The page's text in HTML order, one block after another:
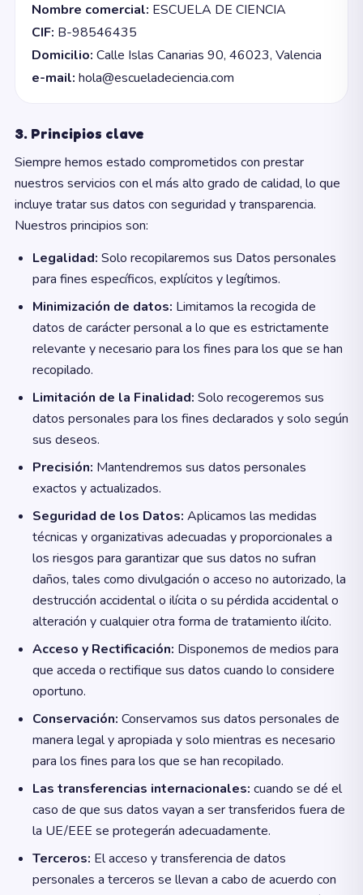
Nombre comercial: ESCUELA DE CIENCIA
CIF: B-98546435
Domicilio: Calle Islas Canarias 90, 46023, Valencia
e-mail: hola@escueladeciencia.com
3. Principios clave
Siempre hemos estado comprometidos con prestar
nuestros servicios con el más alto grado de calidad, lo que
incluye tratar sus datos con seguridad y transparencia.
Nuestros principios son:
Legalidad: Solo recopilaremos sus Datos personales
para fines específicos, explícitos y legítimos.
Minimización de datos: Limitamos la recogida de
datos de carácter personal a lo que es estrictamente
relevante y necesario para los fines para los que se han
recopilado.
Limitación de la Finalidad: Solo recogeremos sus
datos personales para los fines declarados y solo según
sus deseos.
Precisión: Mantendremos sus datos personales
exactos y actualizados.
Seguridad de los Datos: Aplicamos las medidas
técnicas y organizativas adecuadas y proporcionales a
los riesgos para garantizar que sus datos no sufran
daños, tales como divulgación o acceso no autorizado, la
destrucción accidental o ilícita o su pérdida accidental o
alteración y cualquier otra forma de tratamiento ilícito.
Acceso y Rectificación: Disponemos de medios para
que acceda o rectifique sus datos cuando lo considere
oportuno.
Conservación: Conservamos sus datos personales de
manera legal y apropiada y solo mientras es necesario
para los fines para los que se han recopilado.
Las transferencias internacionales: cuando se dé el
caso de que sus datos vayan a ser transferidos fuera de
la UE/EEE se protegerán adecuadamente.
Terceros: El acceso y transferencia de datos
personales a terceros se llevan a cabo de acuerdo con